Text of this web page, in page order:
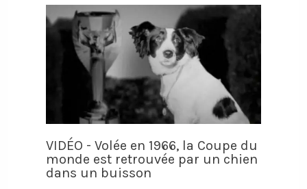
VIDÉO - Volée en 1966, la Coupe du
monde est retrouvée par un chien
dans un buisson